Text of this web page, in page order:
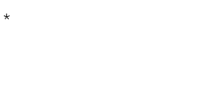
*